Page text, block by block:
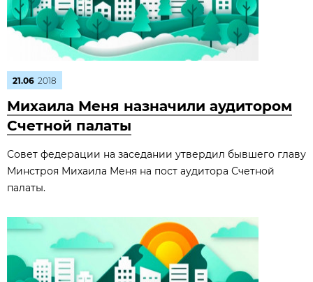
21.06 2018
Михаила Меня назначили аудитором
Счетной палаты
Совет федерации на заседании утвердил бывшего главу
Минстроя Михаила Меня на пост аудитора Счетной
палаты.